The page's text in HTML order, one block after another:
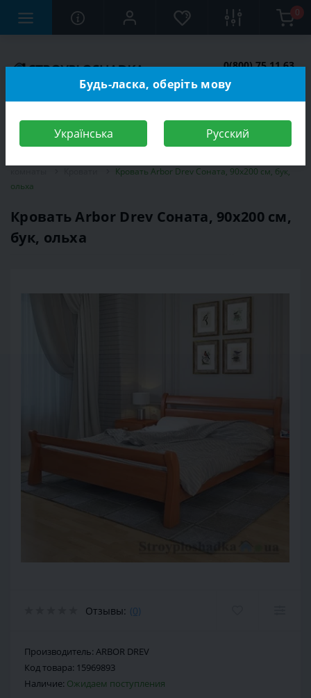
0
0(800) 75 11 63
Кровать Arbor Drev Соната, 90х200 см, бук,
ольха
Кровать Arbor Drev Соната, 90х200 см,
бук, ольха
Отзывы: (0)
Производитель: ARBOR DREV
Код товара: 15969893
Наличие: Ожидаем поступления
Будь-ласка, оберіть мову
Українська Русский